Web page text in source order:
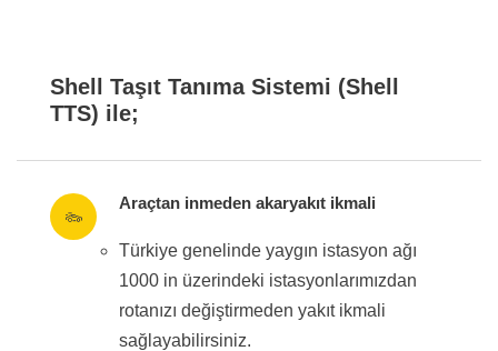
Shell Taşıt Tanıma Sistemi (Shell
TTS) ile;
Araçtan inmeden akaryakıt ikmali
Türkiye genelinde yaygın istasyon ağı
1000 in üzerindeki istasyonlarımızdan
rotanızı değiştirmeden yakıt ikmali
sağlayabilirsiniz.